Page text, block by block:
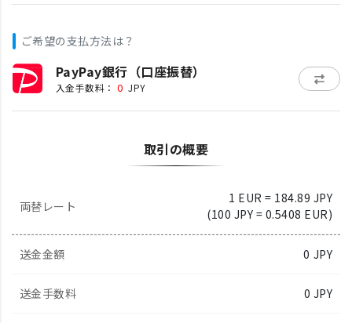
ご希望の支払方法は？
PayPay銀行（口座振替）
入金手数料： 0 JPY
取引の概要
両替レート
1 EUR = 184.89 JPY
(100 JPY = 0.5408 EUR)
送金金額 0 JPY
送金手数料 0 JPY